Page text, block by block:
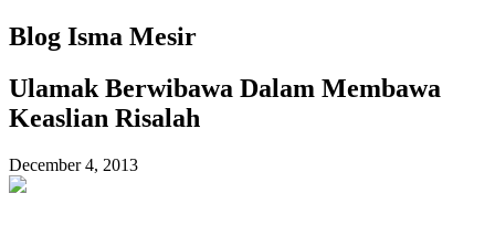
Blog Isma Mesir
Ulamak Berwibawa Dalam Membawa
Keaslian Risalah
December 4, 2013